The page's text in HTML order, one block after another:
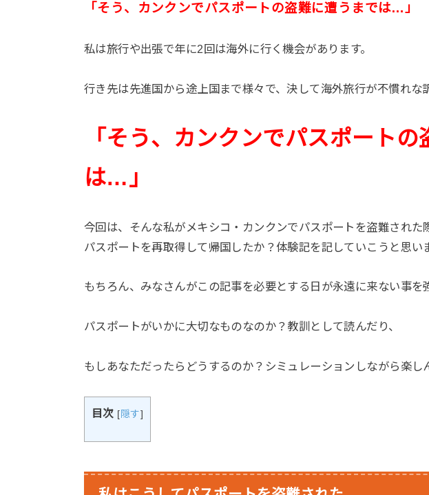
「そう、カンクンでパスポートの盗難に遭うまでは…」
私は旅行や出張で年に2回は海外に行く機会があります。
行き先は先進国から途上国まで様々で、決して海外旅行が不慣れ
「そう、カンクンでパスポート
は…」
今回は、そんな私がメキシコ・カンクンでパスポートを盗難された
パスポートを再取得して帰国したか？体験記を記していこうと思い
もちろん、みなさんがこの記事を必要とする日が永遠に来ない事
パスポートがいかに大切なものなのか？教訓として読んだり、
もしあなただったらどうするのか？シミュレーションしながら楽し
目次 [隠す]